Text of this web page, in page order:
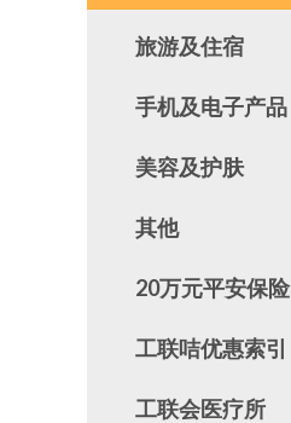
旅游及住宿
手机及电子产品
美容及护肤
其他
20万元平安保险
工联咭优惠索引
工联会医疗所